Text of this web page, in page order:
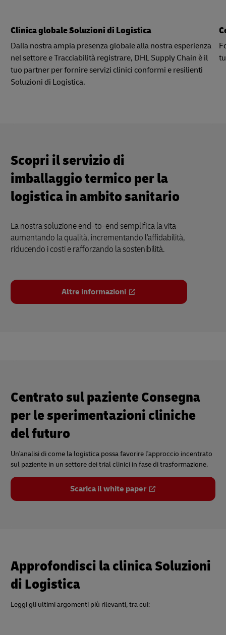
Clinica globale Soluzioni di Logistica
Dalla nostra ampia presenza globale alla nostra esperienza
nel settore e Tracciabilità registrare, DHL Supply Chain è il
tuo partner per fornire servizi clinici conformi e resilienti
Soluzioni di Logistica.
Scopri il servizio di
imballaggio termico per la
logistica in ambito sanitario
La nostra soluzione end-to-end semplifica la vita
aumentando la qualità, incrementando l'affidabilità,
riducendo i costi e rafforzando la sostenibilità.
Altre informazioni
Centrato sul paziente Consegna
per le sperimentazioni cliniche
del futuro
Un'analisi di come la logistica possa favorire l'approccio incentrato
sul paziente in un settore dei trial clinici in fase di trasformazione.
Scarica il white paper
Approfondisci la clinica Soluzioni
di Logistica
Leggi gli ultimi argomenti più rilevanti, tra cui: